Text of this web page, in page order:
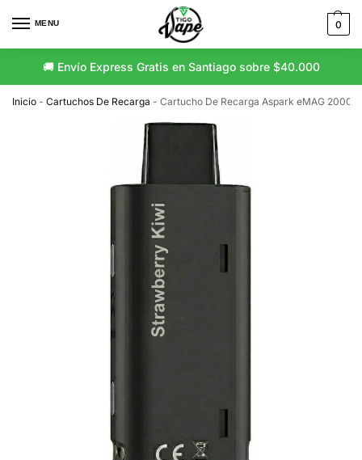
MENU 0
🚚 Envío Express Gratis en Santiago sobre $40.000
Inicio - Cartuchos De Recarga - Cartucho De Recarga Aspark eMAG